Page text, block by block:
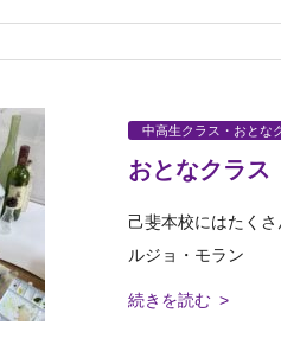
中高生クラス・おとな
おとなクラ
己斐本校にはたく
ルジョ・モラン
続きを読む >